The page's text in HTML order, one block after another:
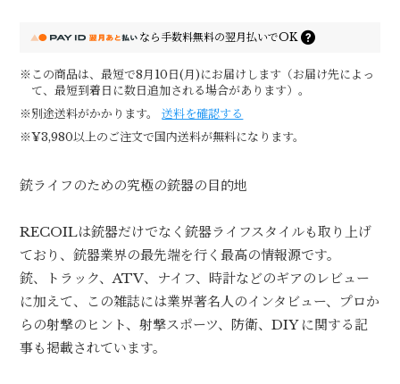
なら手数料無料の翌月払いでOK
※この商品は、最短で8月10日(月)にお届けします（お届け先によっ
て、最短到着日に数日追加される場合があります）。
※別途送料がかかります。
送料を確認する
※¥3,980以上のご注文で国内送料が無料になります。
銃ライフのための究極の銃器の目的地
RECOILは銃器だけでなく銃器ライフスタイルも取り上げ
ており、銃器業界の最先端を行く最高の情報源です。
銃、トラック、ATV、ナイフ、時計などのギアのレビュー
に加えて、この雑誌には業界著名人のインタビュー、プロか
らの射撃のヒント、射撃スポーツ、防衛、DIY に関する記
事も掲載されています。